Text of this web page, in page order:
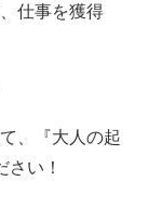
仕事を獲得
、『大人の起
い！